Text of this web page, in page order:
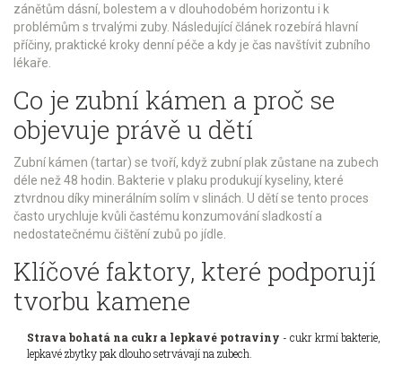
zánětům dásní, bolestem a v dlouhodobém horizontu i k
problémům s trvalými zuby. Následující článek rozebírá hlavní
příčiny, praktické kroky denní péče a kdy je čas navštívit zubního
lékaře.
Co je zubní kámen a proč se
objevuje právě u dětí
Zubní kámen (tartar) se tvoří, když zubní plak zůstane na zubech
déle než 48 hodin. Bakterie v plaku produkují kyseliny, které
ztvrdnou díky minerálním solím v slinách. U dětí se tento proces
často urychluje kvůli častému konzumování sladkostí a
nedostatečnému čištění zubů po jídle.
Klíčové faktory, které podporují
tvorbu kamene
Strava bohatá na cukr a lepkavé potraviny - cukr krmí bakterie,
lepkavé zbytky pak dlouho setrvávají na zubech.